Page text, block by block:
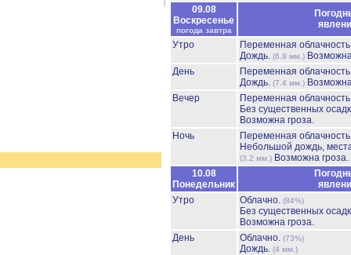
09.08
Воскресенье
погода завтра
Утро
Переменная
Дождь. (6.8 мм.)
День
Переменная
Дождь. (7.4 мм.)
Вечер
Переменная
Без существенных
Возможна гроза.
Ночь
Переменная
Небольшой дождь,
(3.2 мм.) Возможна гроза.
10.08
Понедельник
Утро
Облачно. (84%)
Без существенных
Возможна гроза.
День
Облачно. (73%)
Дождь. (4 мм.)